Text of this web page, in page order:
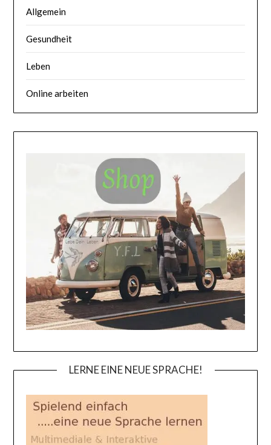
Allgemein
Gesundheit
Leben
Online arbeiten
LERNE EINE NEUE SPRACHE!